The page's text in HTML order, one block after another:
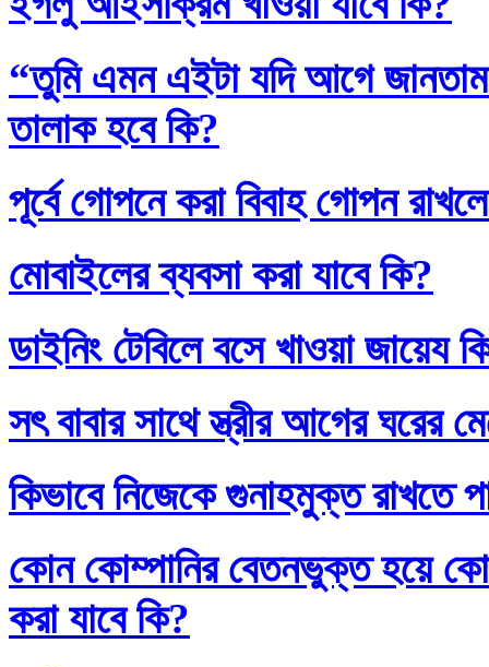
“তুমি এমন এইটা যদি আগে
তালাক হবে কি?
পূর্বে গোপনে করা বিবাহ গোপন
মোবাইলের ব্যবসা করা যাবে কি?
ডাইনিং টেবিলে বসে খাওয়া জায়েয
সৎ বাবার সাথে স্ত্রীর আগের ঘরের
কিভাবে নিজেকে গুনাহমুক্ত রাখতে
কোন কোম্পানির বেতনভুক্ত হয়ে
করা যাবে কি?